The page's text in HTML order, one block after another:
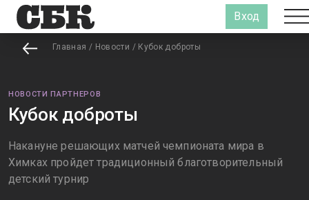
Вход
Главная / Новости / Кубок доброты
НОВОСТИ ПАРТНЕРОВ
Кубок доброты
Накануне решающих матчей чемпионата мира в
Химках пройдет традиционный благотворительный
детский турнир